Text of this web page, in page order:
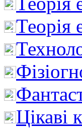
Теорія
Цікаві